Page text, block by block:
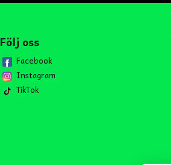
Följ oss
Facebook
Instagram
TikTok